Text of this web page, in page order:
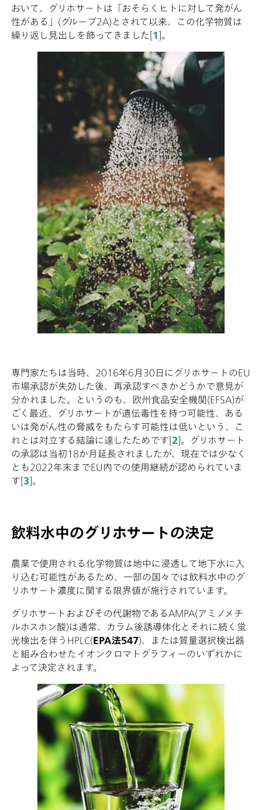
おいて、グリホサートは「おそらくヒトに対して発がん
性がある」(グループ2A)とされて以来、この化学物質は
繰り返し見出しを飾ってきました[1]。
専門家たちは当時、2016年6月30日にグリホサートのEU
市場承認が失効した後、再承認すべきかどうかで意見が
分かれました。というのも、欧州食品安全機関(EFSA)が
ごく最近、グリホサートが遺伝毒性を持つ可能性、ある
いは発がん性の脅威をもたらす可能性は低いという、こ
れとは対立する結論に達したためです[2]。グリホサート
の承認は当初18か月延長されましたが、現在では少なく
とも2022年末までEU内での使用継続が認められていま
す[3]。
飲料水中のグリホサートの決定
農業で使用される化学物質は地中に浸透して地下水に入
り込む可能性があるため、一部の国々では飲料水中のグ
リホサート濃度に関する限界値が施行されています。
グリホサートおよびその代謝物であるAMPA(アミノメチ
ルホスホン酸)は通常、カラム後誘導体化とそれに続く蛍
光検出を伴うHPLC(EPA法547)、または質量選択検出器
と組み合わせたイオンクロマトグラフィーのいずれかに
よって決定されます。